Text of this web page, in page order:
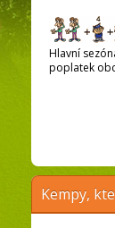
Hlavní
poplatek
Kempy,